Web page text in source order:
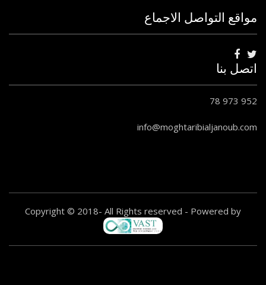
مواقع التواصل الاجماع
اتصل بنا
78 973 952
info@moghtaribialjanoub.com
Copyright © 2018- All Rights reserved - Powered by